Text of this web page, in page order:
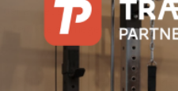
af nedslagskraften når den
ikke så meget på gulvet,
produceret i ét stykke, og